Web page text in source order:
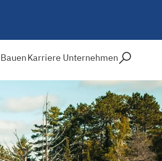
BauenKarriere Unternehmen